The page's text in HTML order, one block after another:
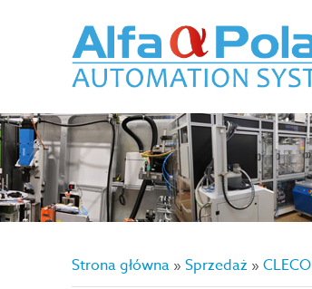
Strona główna » Sprzedaż » CLECO